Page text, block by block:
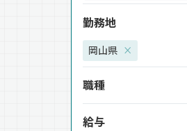
勤務地
岡山県 ×
職種
給与